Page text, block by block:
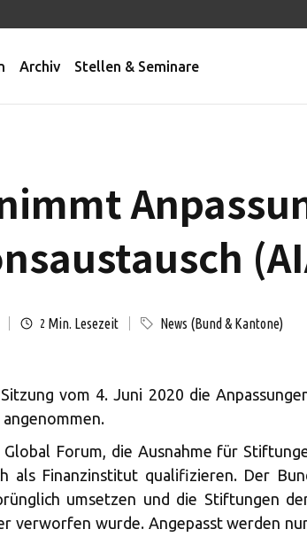
Archiv Stellen & Seminare
2 Min. Lesezeit News (Bund & Kantone)
vom 4. Juni 2020 die
Forum, die Ausnahme für
als Finanzinstitut qualifizieren. Der
umsetzen und die Stiftungen
verworfen wurde. Angepasst werden